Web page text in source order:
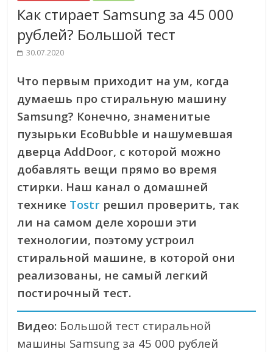
Как стирает Samsung за 45 000
рублей? Большой тест
30.07.2020
Что первым приходит на ум, когда
думаешь про стиральную машину
Samsung? Конечно, знаменитые
пузырьки EcoBubble и нашумевшая
дверца AddDoor, с которой можно
добавлять вещи прямо во время
стирки. Наш канал о домашней
технике Tostr решил проверить, так
ли на самом деле хороши эти
технологии, поэтому устроил
стиральной машине, в которой они
реализованы, не самый легкий
постирочный тест.
Видео: Большой тест стиральной
машины Samsung за 45 000 рублей